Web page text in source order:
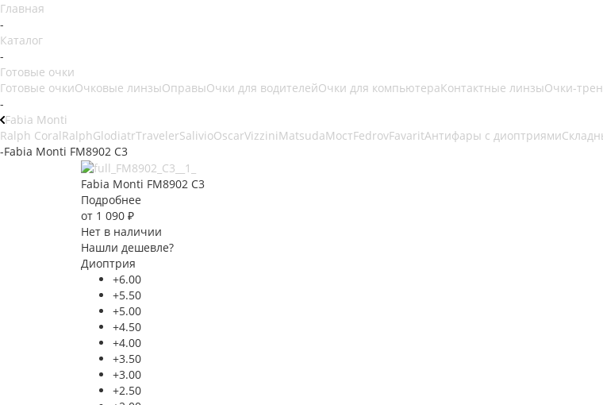
Главная
-
Каталог
-
Готовые очки
Готовые очкиОчковые линзыОправыОчки для водителейОчки для компьютераКонтактные линзыОчки-
-
Fabia Monti
Ralph CoralRalphGlodiatrTravelerSalivioOscarVizziniMatsudaМостFedrovFavaritАнтифары с диоптриями
-Fabia Monti FM8902 C3
Fabia Monti FM8902 C3
Подробнее
от 1 090 ₽
Нет в наличии
Нашли дешевле?
Диоптрия
+6.00
+5.50
+5.00
+4.50
+4.00
+3.50
+3.00
+2.50